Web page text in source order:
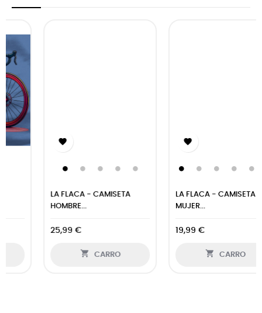

LA FLACA - CAMISETA
HOMBRE...
CARRO
LA FLACA - CAMISETA
CARRO